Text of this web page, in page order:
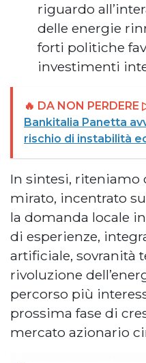
riguardo
delle energie
forti politiche
investimenti
🔥 DA NON PERDERE
Bankitalia Panetta
rischio di instabilità
In sintesi, riteniamo
mirato, incentrato
la domanda locale
di esperienze,
artificiale, sovranità
rivoluzione
percorso più
prossima fase di
mercato azionario